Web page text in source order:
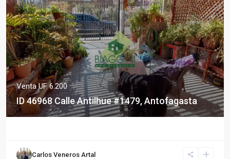
VentaUF 6.200
ID 46968 Calle Antilhue #1479, Antofagasta
Carlos Veneros Artal